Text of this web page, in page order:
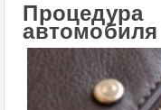
автомобиля